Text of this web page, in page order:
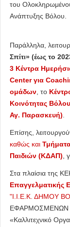
του
Ανάπτυξης Βόλου.
Παράλληλα,
Σπίτι» (έως το
3 Κέντρα
Center για
ομάδων , το
Κοινότητας Βόλου
Αγ. Παρασκευή)
Επίσης,
καθώς και
Παιδιών (ΚΔΑΠ) ,
Στα πλαίσια της
Επαγγελματικής
"Ι.Ι.Ε.Κ. ΔΗΜΟΥ
ΕΦΑΡΜΟΣΜΕΝΩΝ
«Καλλιτεχνικό